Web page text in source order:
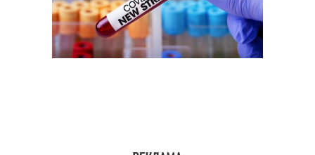
Коронавирус в москве
Собаки из-за
коронавируса